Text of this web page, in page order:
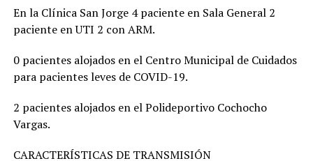
En la Clínica San Jorge 4 paciente en Sala General 2
paciente en UTI 2 con ARM.
0 pacientes alojados en el Centro Municipal de Cuidados
para pacientes leves de COVID-19.
2 pacientes alojados en el Polideportivo Cochocho
Vargas.
CARACTERÍSTICAS DE TRANSMISIÓN